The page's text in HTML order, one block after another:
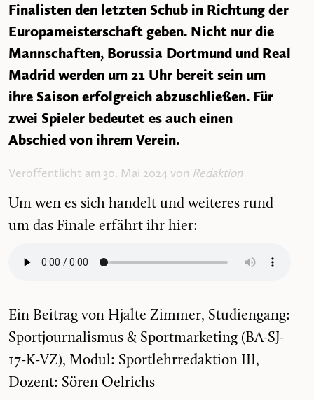
Finalisten den letzten Schub in Richtung der
Europameisterschaft geben. Nicht nur die
Mannschaften, Borussia Dortmund und Real
Madrid werden um 21 Uhr bereit sein um
ihre Saison erfolgreich abzuschließen. Für
zwei Spieler bedeutet es auch einen
Abschied von ihrem Verein.
Veröffentlicht am 30. Mai 2024 von Redaktion
Um wen es sich handelt und weiteres rund
um das Finale erfährt ihr hier:
Ein Beitrag von Hjalte Zimmer, Studiengang:
Sportjournalismus & Sportmarketing (BA-SJ-
17-K-VZ), Modul: Sportlehrredaktion III,
Dozent: Sören Oelrichs